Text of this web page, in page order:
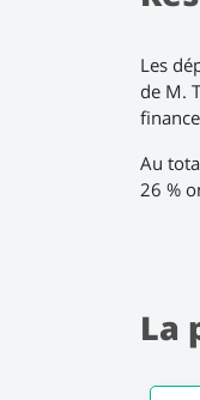
Les
de M.
Au
26 %
La